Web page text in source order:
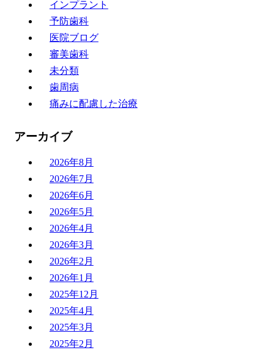
インプラント
予防歯科
医院ブログ
審美歯科
未分類
歯周病
痛みに配慮した治療
アーカイブ
2026年8月
2026年7月
2026年6月
2026年5月
2026年4月
2026年3月
2026年2月
2026年1月
2025年12月
2025年4月
2025年3月
2025年2月